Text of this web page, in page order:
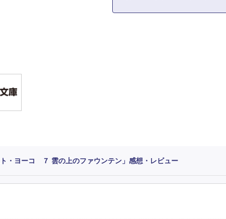
ト・ヨーコ ７ 雲の上のファウンテン」感想・レビュー